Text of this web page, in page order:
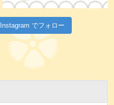
Instagram でフォロー